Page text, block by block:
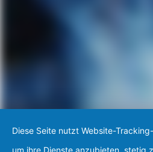
Diese Seite nutzt Website-
um ihre Dienste anzubieten, stetig